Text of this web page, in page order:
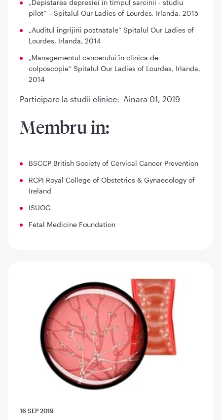
„Depistarea depresiei în timpul sarcinii - studiu
pilot“ – Spitalul Our Ladies of Lourdes, Irlanda, 2015
„Auditul îngrijirii postnatale” Spitalul Our Ladies of
Lourdes, Irlanda, 2014
„Managementul cancerului în clinica de
colposcopie“ Spitalul Our Ladies of Lourdes, Irlanda,
2014
Participare la studii clinice: Ainara 01, 2019
Membru in:
BSCCP British Society of Cervical Cancer Prevention
RCPI Royal College of Obstetrics & Gynaecology of
Ireland
ISUOG
Fetal Medicine Foundation
16 SEP 2019